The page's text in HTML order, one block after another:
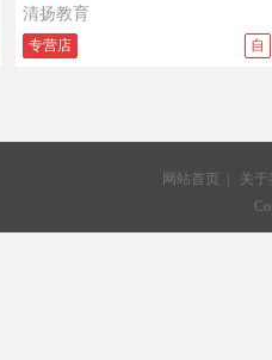
清扬教育
专营店 自
网站首页
关于